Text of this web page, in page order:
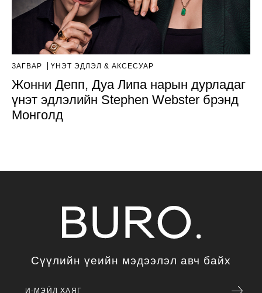
ЗАГВАР ҮНЭТ ЭДЛЭЛ & АКСЕСУАР
Жонни Депп, Дуа Липа нарын дурладаг
үнэт эдлэлийн Stephen Webster брэнд
Монголд
Сүүлийн үеийн мэдээлэл авч байх